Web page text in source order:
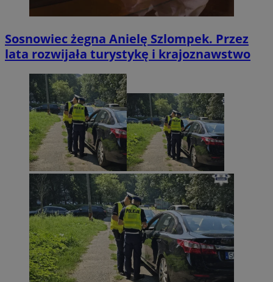
Sosnowiec żegna Anielę Szlompek. Przez
lata rozwijała turystykę i krajoznawstwo